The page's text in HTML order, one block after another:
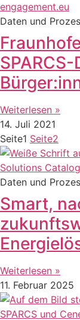
Daten und
Weiterlesen »
14. Juli 2021
Seite1 Seite2
Daten und
Smart,
Weiterlesen »
11. Februar 2025